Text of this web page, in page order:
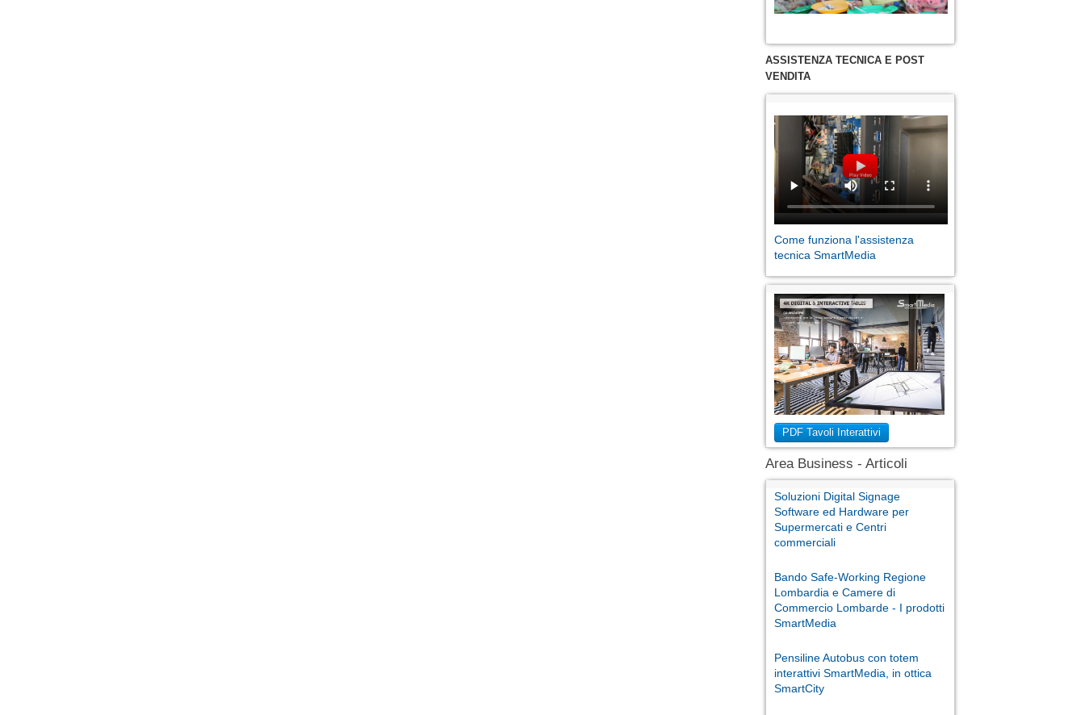
ASSISTENZA TECNICA E POST
VENDITA
Come funziona l'assistenza
tecnica SmartMedia
PDF Tavoli Interattivi
Area Business - Articoli
Soluzioni Digital Signage
Software ed Hardware per
Supermercati e Centri
commerciali
Bando Safe-Working Regione
Lombardia e Camere di
Commercio Lombarde - I prodotti
SmartMedia
Pensiline Autobus con totem
interattivi SmartMedia, in ottica
SmartCity